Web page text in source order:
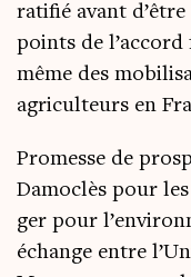
rati­fié avant
points de
même des
agri­cul­teurs en
Pro­messe de
Damo­clès pour
ger pour
échange entre